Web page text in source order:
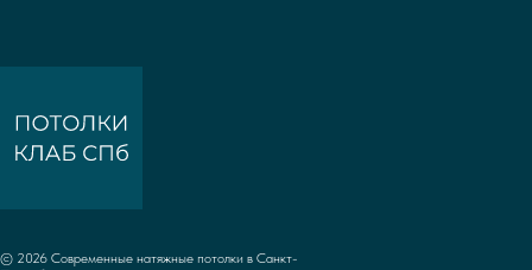
© 2026 Современные натяжные потолки в Санкт-